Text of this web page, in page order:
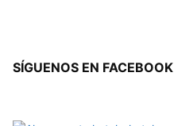
SÍGUENOS EN FACEBOOK